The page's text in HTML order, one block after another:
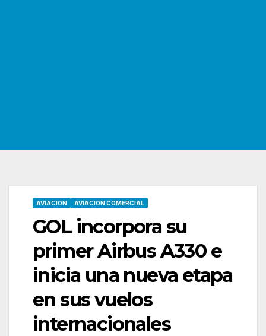
AVIACION AVIACION COMERCIAL
GOL incorpora su
primer Airbus A330 e
inicia una nueva etapa
en sus vuelos
internacionales